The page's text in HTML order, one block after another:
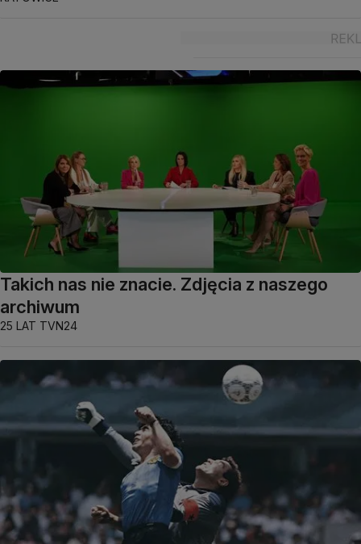
Takich nas nie znacie. Zdjęcia z naszego
archiwum
25 LAT TVN24